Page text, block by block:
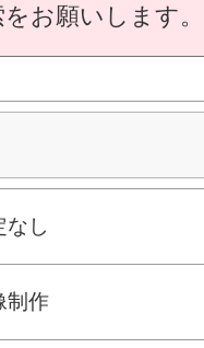
お願いします。
なし
制作